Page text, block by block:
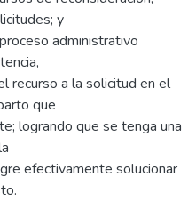
y
administrativo
recurso a la solicitud en el
que
logrando que se tenga una
efectivamente solucionar